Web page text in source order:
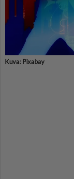
Kuva: Pixabay